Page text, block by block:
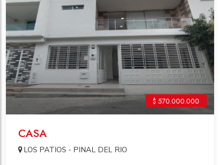
$ 570.000.000
CASA
LOS PATIOS - PINAL DEL RIO